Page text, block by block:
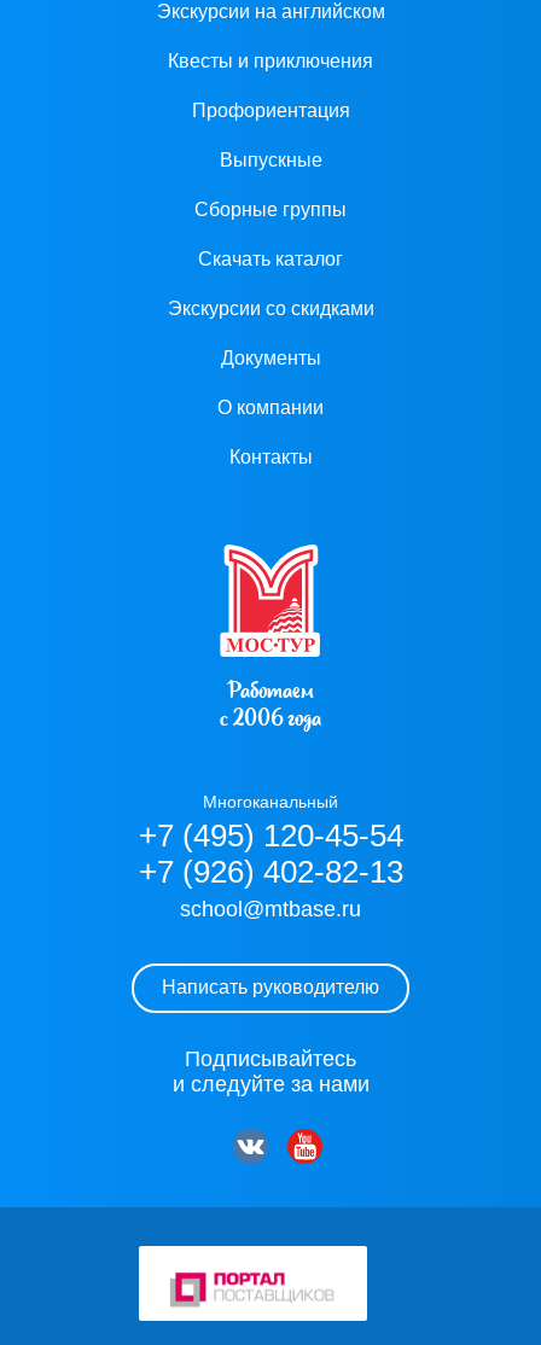
Экскурсии на английском
Квесты и приключения
Профориентация
Выпускные
Сборные группы
Скачать каталог
Экскурсии со скидками
Документы
О компании
Контакты
Работаем
с 2006 года
Многоканальный
+7 (495) 120-45-54
+7 (926) 402-82-13
school@mtbase.ru
Написать руководителю
Подписывайтесь
и следуйте за нами